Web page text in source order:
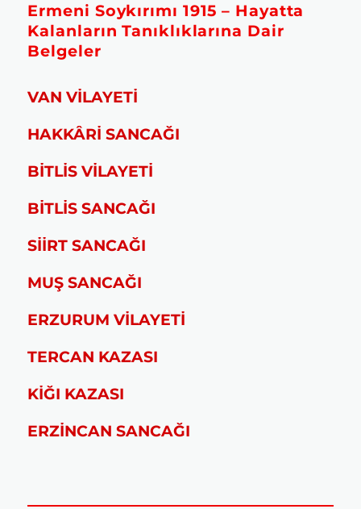
Ermeni Soykırımı 1915 – Hayatta
Kalanların Tanıklıklarına Dair
Belgeler
VAN VİLAYETİ
HAKKÂRİ SANCAĞI
BİTLİS VİLAYETİ
BİTLİS SANCAĞI
SİİRT SANCAĞI
MUŞ SANCAĞI
ERZURUM VİLAYETİ
TERCAN KAZASI
KİĞI KAZASI
ERZİNCAN SANCAĞI